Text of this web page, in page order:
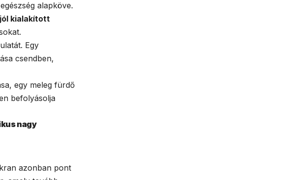
alapköve.
jól kialakított
Egy
csendben,
egy meleg fürdő
befolyásolja
nagy
azonban pont